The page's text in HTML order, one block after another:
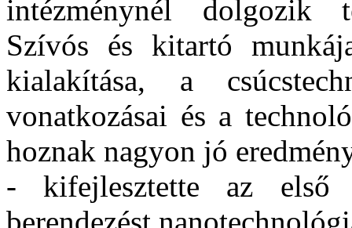
intézménynél dolgozik
Szívós és kitartó
kialakítása, a
vonatkozásai és a
hoznak nagyon jó
- kifejlesztette az első
berendezést